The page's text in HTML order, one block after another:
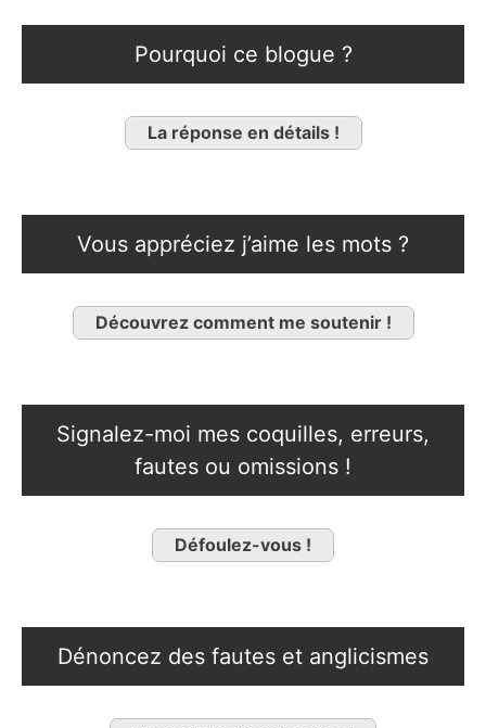
Pourquoi ce blogue ?
La réponse en détails !
Vous appréciez j’aime les mots ?
Découvrez comment me soutenir !
Signalez-moi mes coquilles, erreurs,
fautes ou omissions !
Défoulez-vous !
Dénoncez des fautes et anglicismes